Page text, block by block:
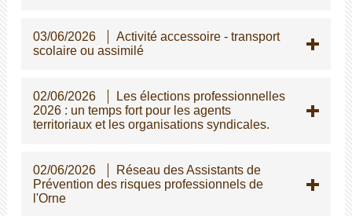
03/06/2026
Activité accessoire - transport
scolaire ou assimilé
02/06/2026
Les élections professionnelles
2026 : un temps fort pour les agents
territoriaux et les organisations syndicales.
02/06/2026
Réseau des Assistants de
Prévention des risques professionnels de
l'Orne